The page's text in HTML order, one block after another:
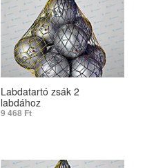
Labdatartó zsák 2
labdához
9 468 Ft